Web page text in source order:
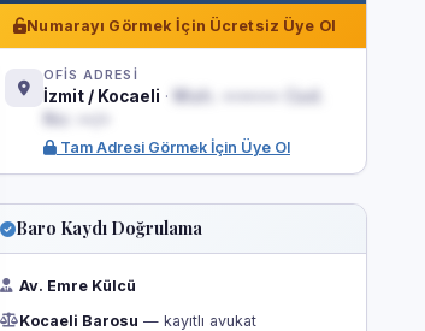
Numarayı Görmek İçin Ücretsiz Üye Ol
OFİS ADRESİ
İzmit / Kocaeli ·
Mah. ••••••• Cad.
Tam Adresi Görmek İçin Üye Ol
Baro Kaydı Doğrulama
Av. Emre Külcü
Kocaeli Barosu — kayıtlı avukat